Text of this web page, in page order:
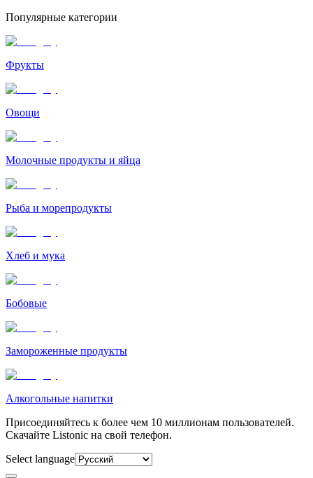
Популярные категории
Фрукты
Овощи
Молочные продукты и яйца
Рыба и морепродукты
Хлеб и мука
Бобовые
Замороженные продукты
Алкогольные напитки
Присоединяйтесь к более чем 10 миллионам пользователей.
Скачайте Listonic на свой телефон.
Select language